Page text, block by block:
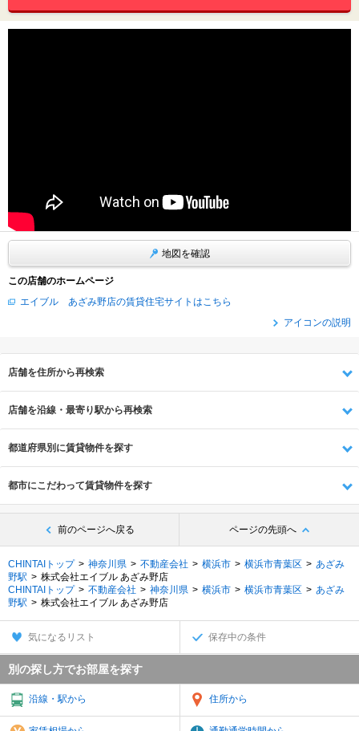
地図を確認
この店舗のホームページ
エイブル あざみ野店の賃貸住宅サイトはこちら
アイコンの説明
店舗を住所から再検索
店舗を沿線・最寄り駅から再検索
都道府県別に賃貸物件を探す
都市にこだわって賃貸物件を探す
前のページへ戻る ページの先頭へ
CHINTAIトップ 神奈川県 不動産会社 横浜市 横浜市青葉区
あざみ
野駅
株式会社エイブル あざみ野店
CHINTAIトップ
不動産会社 神奈川県 横浜市 横浜市青葉区
あざみ
野駅
株式会社エイブル あざみ野店
気になるリスト 保存中の条件
別の探し方でお部屋を探す
沿線・駅から 住所から